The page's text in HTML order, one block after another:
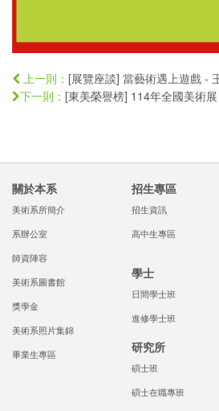
上一則： [展覽座談] 當藝術遇上遊戲 -
下一則： [東美榮譽榜] 114年全國美術展
關於本系
美術系所簡介
系辦公室
師資陣容
美術系圖書館
獎學金
美術系照片集錦
畢業生專區
招生專區
招生資訊
高中生專區
學士
日間學士班
進修學士班
研究所
碩士班
碩士在職專班